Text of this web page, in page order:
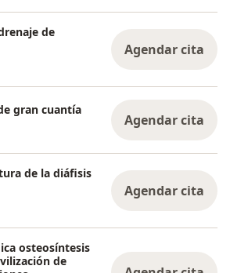
de
Agendar cita
gran cuantía
Agendar cita
de la diáfisis
Agendar cita
osteosíntesis
de